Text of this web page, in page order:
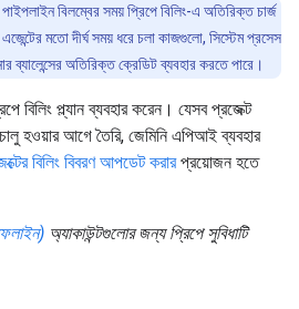
পাইপলাইন বিলম্বের সময় প্রিপে বিলিং-এ অতিরিক্ত চার্জ
মতো দীর্ঘ সময় ধরে চলা কাজগুলো, সিস্টেম প্রসেস
অতিরিক্ত ক্রেডিট ব্যবহার করতে পারে।
বিলিং প্ল্যান ব্যবহার করেন। যেসব প্রজেক্ট
চালু হওয়ার আগে তৈরি, জেমিনি এপিআই ব্যবহার
বিলিং বিবরণ আপডেট করারপ্রয়োজন হতে
অ্যাকাউন্টগুলোর জন্য প্রিপে সুবিধাটি